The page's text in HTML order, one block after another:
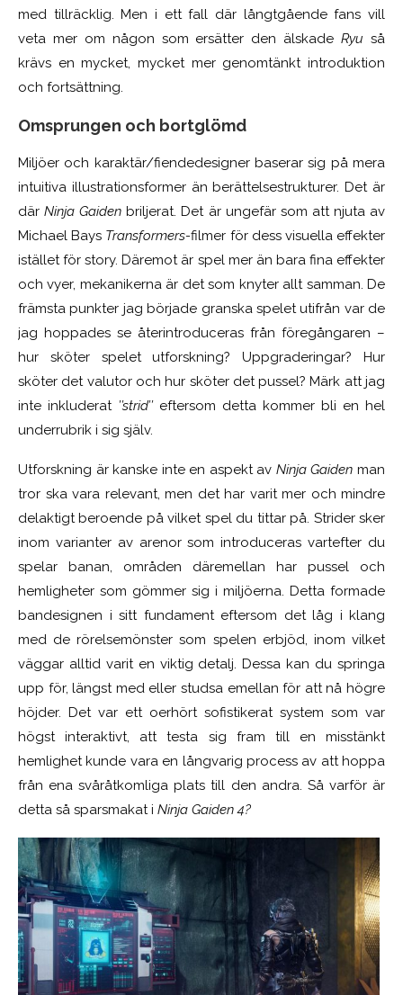
med tillräcklig. Men i ett fall där långtgående fans vill
veta mer om någon som ersätter den älskadeRyuså
krävs en mycket, mycket mer genomtänkt introduktion
och fortsättning.
Omsprungen och bortglömd
Miljöer och karaktär/fiendedesigner baserar sig på mera
intuitiva illustrationsformer än berättelsestrukturer. Det är
därNinja Gaidenbriljerat. Det är ungefär som att njuta av
Michael Bays Transformers-filmer för dess visuella effekter
istället för story. Däremot är spel mer än bara fina effekter
och vyer, mekanikerna är det som knyter allt samman. De
främsta punkter jag började granska spelet utifrån var de
jag hoppades se återintroduceras från föregångaren –
hur sköter spelet utforskning? Uppgraderingar? Hur
sköter det valutor och hur sköter det pussel? Märk att jag
inte inkluderat ’’strid’’eftersom detta kommer bli en hel
underrubrik i sig själv.
Utforskning är kanske inte en aspekt av Ninja Gaidenman
tror ska vara relevant, men det har varit mer och mindre
delaktigt beroende på vilket spel du tittar på. Strider sker
inom varianter av arenor som introduceras vartefter du
spelar banan, områden däremellan har pussel och
hemligheter som gömmer sig i miljöerna. Detta formade
bandesignen i sitt fundament eftersom det låg i klang
med de rörelsemönster som spelen erbjöd, inom vilket
väggar alltid varit en viktig detalj. Dessa kan du springa
upp för, längst med eller studsa emellan för att nå högre
höjder. Det var ett oerhört sofistikerat system som var
högst interaktivt, att testa sig fram till en misstänkt
hemlighet kunde vara en långvarig process av att hoppa
från ena svåråtkomliga plats till den andra. Så varför är
detta så sparsmakat i Ninja Gaiden 4?